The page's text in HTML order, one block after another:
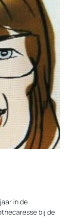
in de
bij de